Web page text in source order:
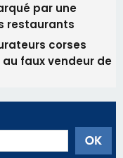
par une
restaurants
corses
faux vendeur de